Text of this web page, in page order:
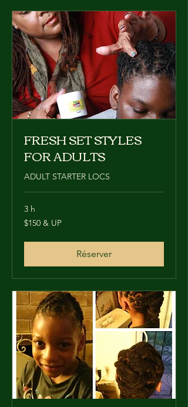
FRESH SET STYLES
FOR ADULTS
ADULT STARTER LOCS
3 h
$150
&
$150 & UP
Réserver